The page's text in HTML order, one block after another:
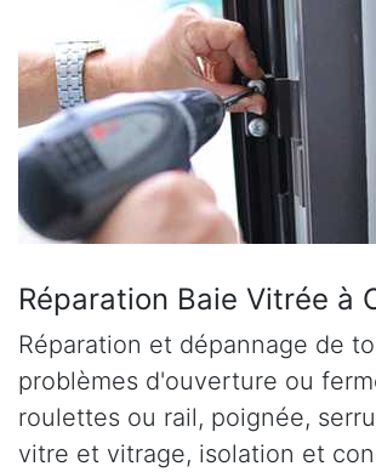
Réparation Baie Vitrée à
Réparation et dépannage de
problèmes d'ouverture ou
roulettes ou rail, poignée,
vitre et vitrage, isolation et